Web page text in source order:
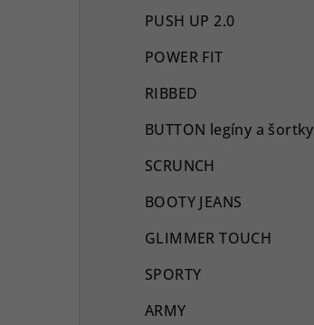
PUSH UP 2.0
POWER FIT
RIBBED
BUTTON legíny a šortky
SCRUNCH
BOOTY JEANS
GLIMMER TOUCH
SPORTY
ARMY